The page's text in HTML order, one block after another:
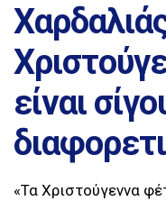
είναι
«Τα Χριστούγεννα